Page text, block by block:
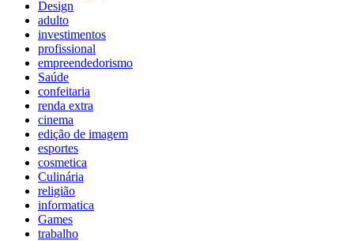
Design
adulto
investimentos
profissional
empreendedorismo
Saúde
confeitaria
renda extra
cinema
edição de imagem
esportes
cosmetica
Culinária
religião
informatica
Games
trabalho